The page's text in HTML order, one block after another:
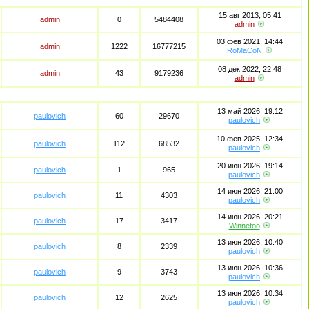
admin 0 5484408
15 авг 2013, 05:41
admin
admin 1222 16777215
03 фев 2021, 14:44
RoMaCoN
admin 43 9179236
08 дек 2022, 22:48
admin
paulovich 60 29670
13 май 2026, 19:12
paulovich
paulovich 112 68532
10 фев 2025, 12:34
paulovich
paulovich 1 965
20 июн 2026, 19:14
paulovich
paulovich 11 4303
14 июн 2026, 21:00
paulovich
paulovich 17 3417
14 июн 2026, 20:21
Winnetoo
paulovich 8 2339
13 июн 2026, 10:40
paulovich
paulovich 9 3743
13 июн 2026, 10:36
paulovich
paulovich 12 2625
13 июн 2026, 10:34
paulovich